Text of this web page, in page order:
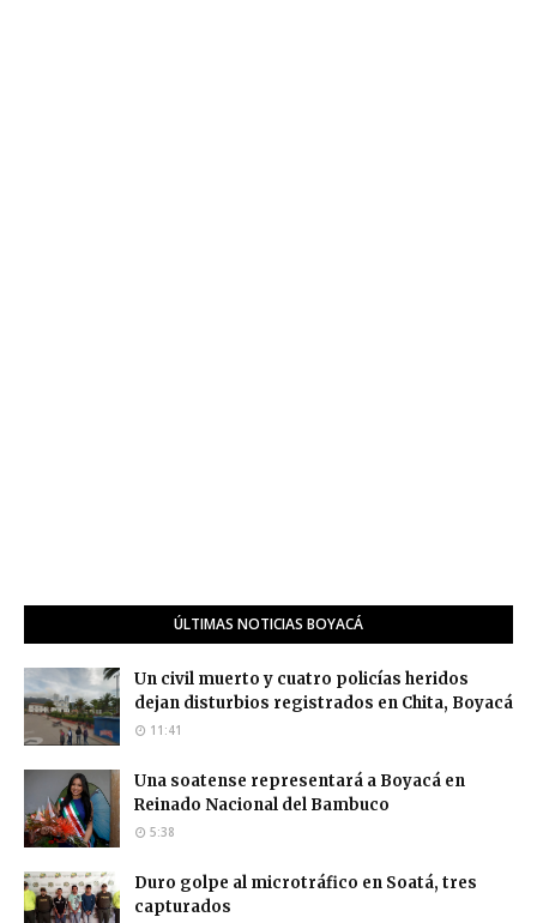
ÚLTIMAS NOTICIAS BOYACÁ
Un civil muerto y cuatro policías heridos
dejan disturbios registrados en Chita, Boyacá
11:41
Una soatense representará a Boyacá en
Reinado Nacional del Bambuco
5:38
Duro golpe al microtráfico en Soatá, tres
capturados